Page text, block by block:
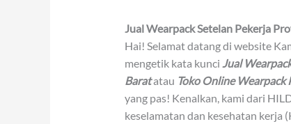
Jual Wearpack Setelan Pekerja
Hai! Selamat datang di website
mengetik kata kunci Jual
Baratatau Toko Online Wearpack
yang pas! Kenalkan, kami dari
keselamatan dan kesehatan kerja